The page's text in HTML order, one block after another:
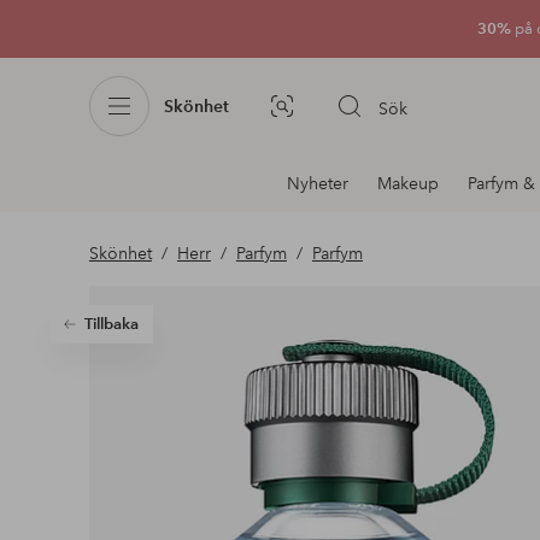
30% på
Skönhet Bildsök Sök
navigation
Nyheter Makeup Parfym
Skönhet Herr Parfym Parfym
Tillbaka